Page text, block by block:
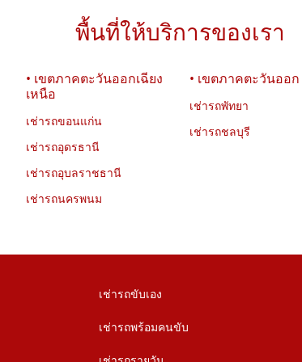
พื้นที่ให้บริการของเรา
• เขตภาคตะวันออกเฉียง
เหนือ
เช่ารถขอนแก่น
เช่ารถอุดรธานี
เช่ารถอุบลราชธานี
เช่ารถนครพนม
• เขตภาคตะวันออก
เช่ารถพัทยา
เช่ารถชลบุรี
เช่ารถขับเอง
เช่ารถพร้อมคนขับ